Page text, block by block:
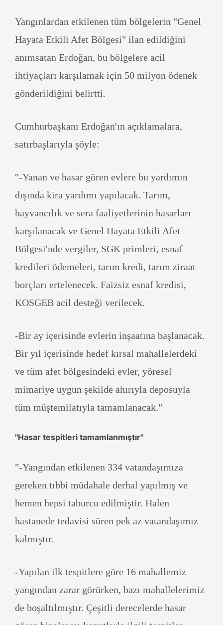
Yangınlardan etkilenen tüm bölgelerin "Genel
Hayata Etkili Afet Bölgesi" ilan edildiğini
anımsatan Erdoğan, bu bölgelere acil
ihtiyaçları karşılamak için 50 milyon ödenek
gönderildiğini belirtti.
Cumhurbaşkanı Erdoğan'ın açıklamalara,
satırbaşlarıyla şöyle:
''-Yanan ve hasar gören evlere bu yardımın
dışında kira yardımı yapılacak. Tarım,
hayvancılık ve sera faaliyetlerinin hasarları
karşılanacak ve Genel Hayata Etkili Afet
Bölgesi'nde vergiler, SGK primleri, esnaf
kredileri ödemeleri, tarım kredi, tarım ziraat
borçları ertelenecek. Faizsiz esnaf kredisi,
KOSGEB acil desteği verilecek.
-Bir ay içerisinde evlerin inşaatına başlanacak.
Bir yıl içerisinde hedef kırsal mahallelerdeki
ve tüm afet bölgesindeki evler, yöresel
mimariye uygun şekilde ahırıyla deposuyla
tüm müştemilatıyla tamamlanacak."
''Hasar tespitleri tamamlanmıştır''
"-Yangından etkilenen 334 vatandaşımıza
gereken tıbbi müdahale derhal yapılmış ve
hemen hepsi taburcu edilmiştir. Halen
hastanede tedavisi süren pek az vatandaşımız
kalmıştır.
-Yapılan ilk tespitlere göre 16 mahallemiz
yangından zarar görürken, bazı mahallelerimiz
de boşaltılmıştır. Çeşitli derecelerde hasar